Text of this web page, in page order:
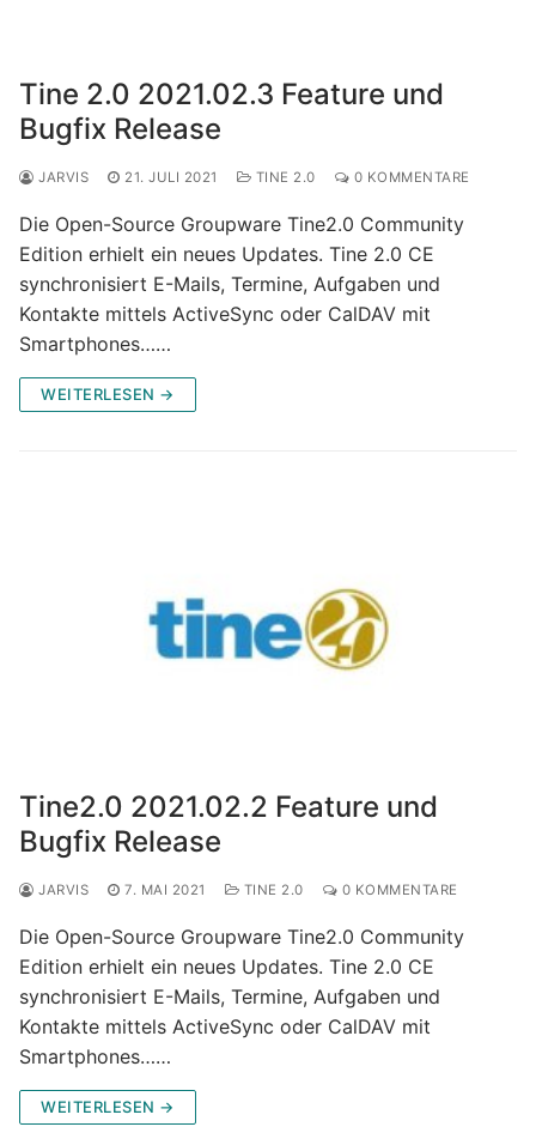
Tine 2.0 2021.02.3 Feature und
Bugfix Release
JARVIS 21. JULI 2021 TINE 2.0 0 KOMMENTARE
Die Open-Source Groupware Tine2.0 Community
Edition erhielt ein neues Updates. Tine 2.0 CE
synchronisiert E-Mails, Termine, Aufgaben und
Kontakte mittels ActiveSync oder CalDAV mit
Smartphones……
WEITERLESEN →
Tine2.0 2021.02.2 Feature und
Bugfix Release
JARVIS 7. MAI 2021 TINE 2.0 0 KOMMENTARE
Die Open-Source Groupware Tine2.0 Community
Edition erhielt ein neues Updates. Tine 2.0 CE
synchronisiert E-Mails, Termine, Aufgaben und
Kontakte mittels ActiveSync oder CalDAV mit
Smartphones……
WEITERLESEN →